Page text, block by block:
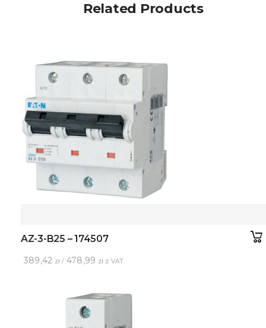
Related Products
AZ-3-B25 – 174507
389,42 zł / 478,99 zł z VAT